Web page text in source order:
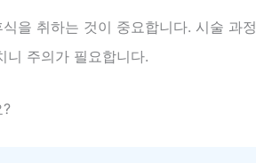
을 취하는 것이 중요합니다. 시술 과정
니 주의가 필요합니다.